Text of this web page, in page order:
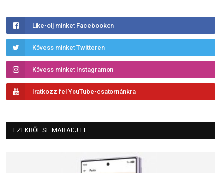
Like-olj minket Facebookon
Kövess minket Twitteren
Kövess minket Instagramon
Iratkozz fel YouTube-csatornánkra
EZEKRŐL SE MARADJ LE